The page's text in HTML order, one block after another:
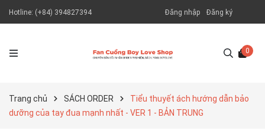
Hotline: (+84) 394827394 Đăng nhập Đăng ký
0
Trang chủ SÁCH ORDER
Tiểu thuyết ách hướng dẫn bảo
dưỡng của tay đua mạnh nhất - VER 1 - BẢN TRUNG